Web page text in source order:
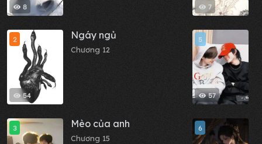
8
54
2 Ngáy ngủ
Chương 12
3 Mèo của anh
Chương 15
7
57
5
6